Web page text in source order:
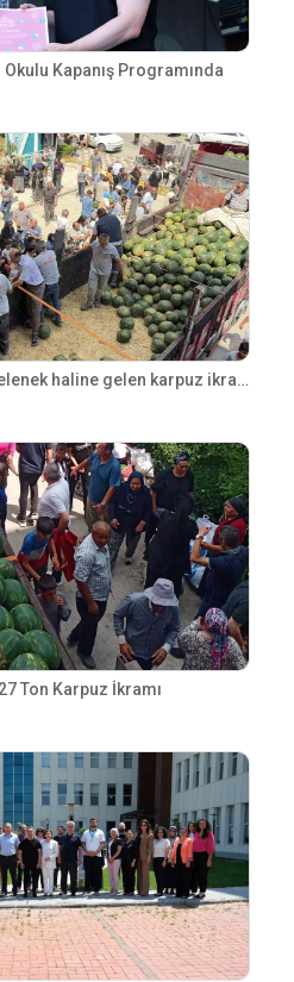
Okulu Kapanış Programında
Zile&apos;de çiftçiden gelenek haline gelen karpuz ikramı: 20 ton 45 dakikada bitti
Ton Karpuz İkramı